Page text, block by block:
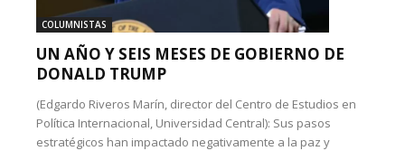
COLUMNISTAS
UN AÑO Y SEIS MESES DE GOBIERNO DE
DONALD TRUMP
(Edgardo Riveros Marín, director del Centro de Estudios en
Política Internacional, Universidad Central): Sus pasos
estratégicos han impactado negativamente a la paz y